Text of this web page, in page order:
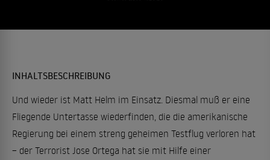
INHALTSBESCHREIBUNG
Und wieder ist Matt Helm im Einsatz. Diesmal muß er eine
Fliegende Untertasse wiederfinden, die die amerikanische
Regierung bei einem streng geheimen Testflug verloren hat
– der Terrorist Jose Ortega hat sie mit Hilfe einer